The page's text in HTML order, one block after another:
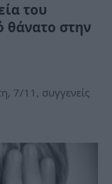
του
θάνατο στην
7/11, συγγενείς